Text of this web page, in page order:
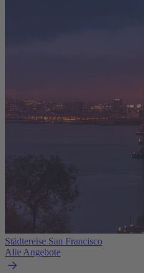
Städtereise San Francisco
Alle Angebote